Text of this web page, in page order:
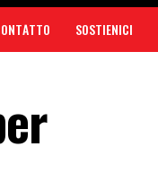
SOSTIENICI